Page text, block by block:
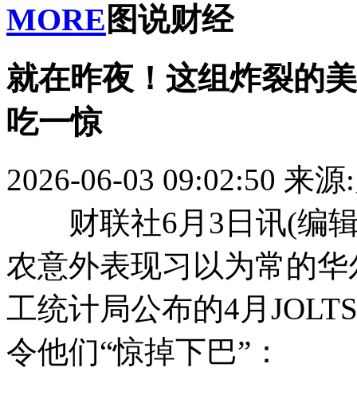
MORE 图说财经
就在昨夜！这组炸裂的
吃一惊
2026-06-03 09:02:50 来源
财联社6月3日讯(编辑
农意外表现习以为常的
工统计局公布的4月
令他们“惊掉下巴”：